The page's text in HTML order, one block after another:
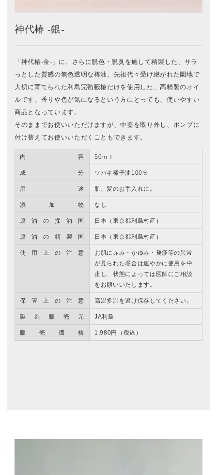
神代椿 -銀-
「神代椿-金-」に、さらに脱色・脱臭を施して精製した、サラ
っとした質感の無色透明な椿油。先祖代々受け継がれた園地で
大切に育てられた利島完熟藪椿だけを使用した、高精製のオイ
ルです。香りや色が気になるという方にとっても、使いやすい
商品となっています。
そのままでお使いいただけますが、中蓋を取り外し、ポンプに
付け替えてお使いいただくこともできます。
内容 50ｍｌ
成分 ツバキ種子油100％
用途 肌、髪のお手入れに。
添加物 なし
原油の採油国 日本（東京都利島村産）
原油の精製国 日本（東京都利島村産）
使用上の注意
お肌に赤み・かゆみ・発疹等の異常
が見られた場合は速やかに使用を中
止し、状態によっては医師にご相談
をお願いいたします。
保管上の注意 高温多湿を避け保存してください。
製造販売元 JA利島
販売価格 1,980円（税込）